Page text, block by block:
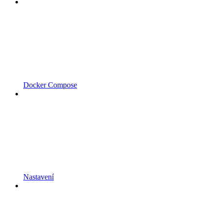
Docker Compose
Nastavení